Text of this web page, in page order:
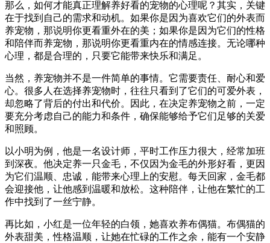
那么，如何才能真正理解养好看的宠物的心理呢？其实，关键
在于找到自己的需求和动机。如果你是因为喜欢它们的外表而
养宠物，那说明你更看重外在的美；如果你是因为它们的性格
和陪伴而养宠物，那说明你更看重内在的情感连接。无论哪种
心理，都是合理的，只要它能带来快乐和满足。
当然，养宠物并不是一件简单的事情。它需要责任、耐心和爱
心。很多人在选择养宠物时，往往只看到了它们的可爱外表，
却忽略了背后的付出和代价。因此，在决定养宠物之前，一定
要充分考虑自己的能力和条件，确保能够给予它们足够的关爱
和照顾。
以小明为例，他是一名设计师，平时工作压力很大，经常加班
到深夜。他决定养一只金毛，不仅因为金毛的外形好看，更因
为它们温顺、忠诚，能带来心理上的安慰。每天回家，金毛都
会迎接他，让他感到温暖和放松。这种陪伴，让他在繁忙的工
作中找到了一丝宁静。
再比如，小红是一位年轻的白领，她喜欢养布偶猫。布偶猫的
外表甜美，性格温顺，让她在忙碌的工作之余，能有一个安静